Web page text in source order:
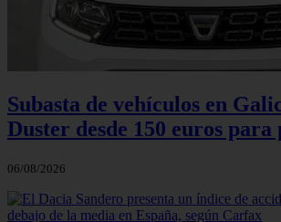
Subasta de vehículos en
Duster desde 150 euros para
06/08/2026